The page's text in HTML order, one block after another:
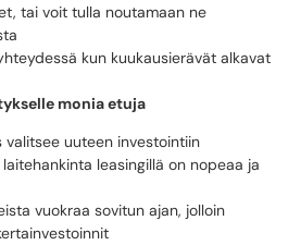
tai voit tulla noutamaan ne
kun kuukausierävät alkavat
monia etuja
valitsee uuteen investointiin
leasingillä on nopeaa ja
vuokraa sovitun ajan, jolloin